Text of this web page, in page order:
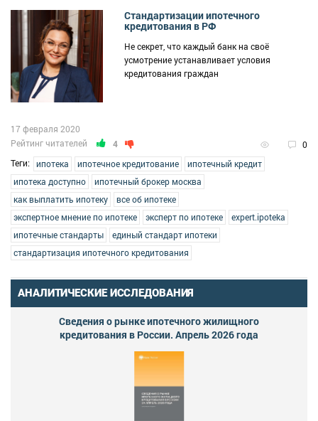
Стандартизации ипотечного
кредитования в РФ
Не секрет, что каждый банк на своё
усмотрение устанавливает условия
кредитования граждан
Рейтинг читателей 4 0
17 февраля 2020
Теги: ипотека ипотечное кредитование
ипотечный кредит
ипотека доступно
ипотечный брокер москва
как выплатить ипотеку
все об ипотеке
экспертное мнение по ипотеке
эксперт по ипотеке
expert.ipoteka
ипотечные стандарты
единый стандарт ипотеки
стандартизация ипотечного кредитования
АНАЛИТИЧЕСКИЕ ИССЛЕДОВАНИЯ
Сведения о рынке ипотечного жилищного
кредитования в России. Апрель 2026 года